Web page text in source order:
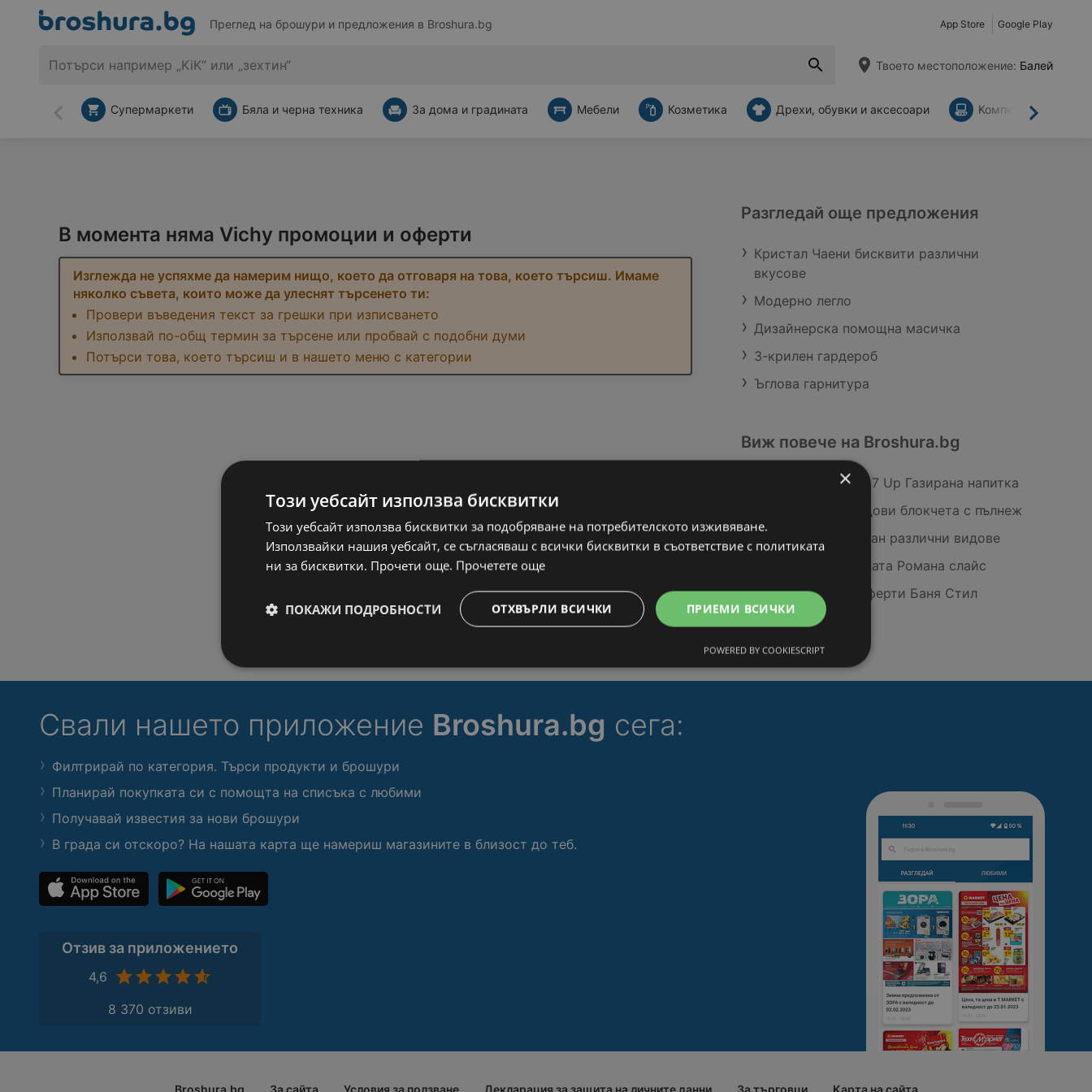
Преглед на брошури и предложения в Broshura.bg App Store Google Play
Твоето местоположение: Балей
Назад Напред
Супермаркети Бяла и черна техника За дома и градината Мебели Козметика Дрехи, обувки и аксесоари Компютри и
В момента няма Vichy промоции и оферти
Изглежда не успяхме да намерим нищо, което да отговаря на това, което търсиш. Имаме
няколко съвета, които може да улеснят търсенето ти:
Провери въведения текст за грешки при изписването
Използвай по-общ термин за търсене или пробвай с подобни думи
Потърси това, което търсиш и в нашето меню с категории
Разгледай още предложения
Кристал Чаени бисквити различни
вкусове
Модерно легло
Дизайнерска помощна масичка
3-крилен гардероб
Ъглова гарнитура
Виж повече на Broshura.bg
Pepsi, Mirinda или 7 Up Газирана напитка
K-Classic Шоколадови блокчета с пълнеж
bevola Сух шампоан различни видове
San Michele Спианата Романа слайс
Покажи всички оферти Баня Стил
Сапарева баня
Свали нашето приложение Broshura.bg сега:
Филтрирай по категория. Търси продукти и брошури
Планирай покупката си с помощта на списъка с любими
Получавай известия за нови брошури
В града си отскоро? На нашата карта ще намериш магазините в близост до теб.
Отзив за приложението
4,6
8 370 отзиви
Broshura.bg За сайта Условия за ползване Декларация за защита на личните данни За търговци Карта на сайта
×
Този уебсайт използва бисквитки
Този уебсайт използва бисквитки за подобряване на потребителското изживяване.
Използвайки нашия уебсайт, се съгласяваш с всички бисквитки в съответствие с политиката
ни за бисквитки. Прочети още. Прочетете още
ПРИЕМИ ВСИЧКИ
ОТХВЪРЛИ ВСИЧКИ
ПОКАЖИ ПОДРОБНОСТИ
POWERED BY COOKIESCRIPT